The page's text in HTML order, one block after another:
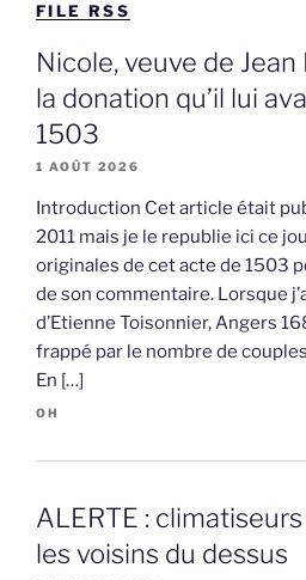
FILE RSS
Nicole, veuve de
la donation qu’il lui
1503
1 AOÛT 2026
Introduction Cet article était
2011 mais je le republie ici ce
originales de cet acte de 1503
de son commentaire. Lorsque
d’Etienne Toisonnier, Angers
frappé par le nombre de
En […]
OH
ALERTE :
les voisins du dessus